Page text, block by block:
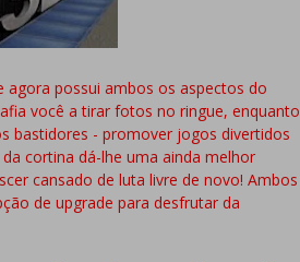
agora possui ambos os aspectos do
você a tirar fotos no ringue, enquanto
bastidores - promover jogos divertidos
cortina dá-lhe uma ainda melhor
cansado de luta livre de novo! Ambos
de upgrade para desfrutar da